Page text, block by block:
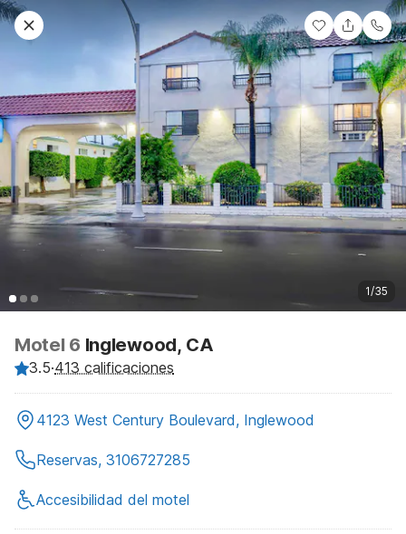
1/35
Motel 6 Inglewood, CA
3.5·413 calificaciones
4123 West Century Boulevard, Inglewood
Reservas, 3106727285
Accesibilidad del motel